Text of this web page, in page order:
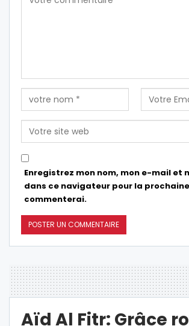
Enregistrez mon nom, mon e-mail et
dans ce navigateur pour la
commenterai.
Aïd Al Fitr: Grâce